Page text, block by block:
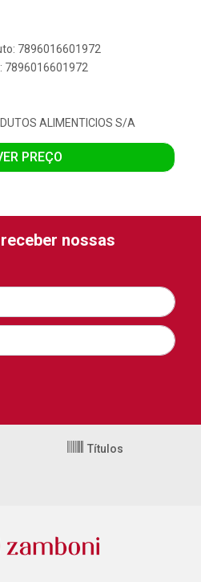
7896016601972
7896016601972
ALIMENTICIOS S/A
PREÇO
nossas
Títulos